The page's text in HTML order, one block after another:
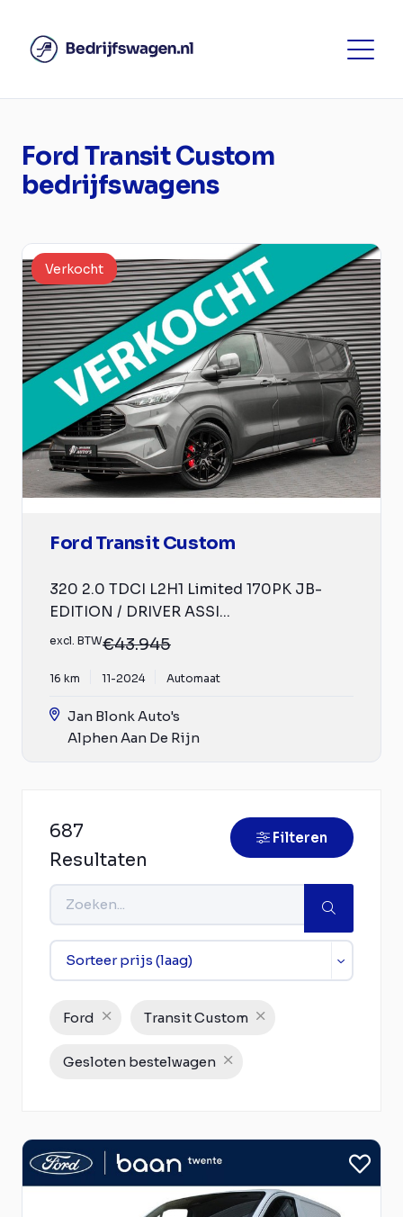
Ford Transit Custom
bedrijfswagens
Verkocht
Ford Transit Custom
320 2.0 TDCI L2H1 Limited 170PK JB-
EDITION / DRIVER ASSI...
excl. BTW€43.945
16 km 11-2024 Automaat
Jan Blonk Auto's
Alphen Aan De Rijn
687
Resultaten
Filteren
Ford Transit Custom
Gesloten bestelwagen